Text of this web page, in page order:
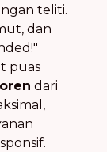
teliti.
dan
puas
dari